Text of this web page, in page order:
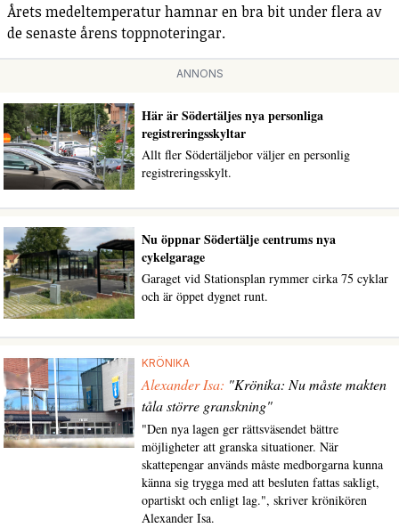
Årets medeltemperatur hamnar en bra bit under flera av
de senaste årens toppnoteringar.
ANNONS
Här är Södertäljes nya personliga
registreringsskyltar
Allt fler Södertäljebor väljer en personlig
registreringsskylt.
Nu öppnar Södertälje centrums nya
cykelgarage
Garaget vid Stationsplan rymmer cirka 75 cyklar
och är öppet dygnet runt.
KRÖNIKA
Alexander Isa: "Krönika: Nu måste makten
tåla större granskning"
"Den nya lagen ger rättsväsendet bättre
möjligheter att granska situationer. När
skattepengar används måste medborgarna kunna
känna sig trygga med att besluten fattas sakligt,
opartiskt och enligt lag.", skriver krönikören
Alexander Isa.